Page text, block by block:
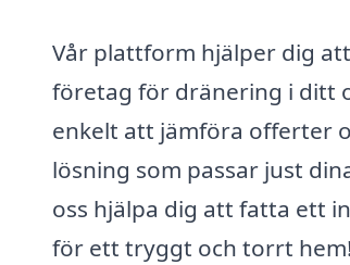
Vår plattform hjälper dig
företag för dränering i ditt
enkelt att jämföra offerter
lösning som passar just
oss hjälpa dig att fatta ett
för ett tryggt och torrt hem!